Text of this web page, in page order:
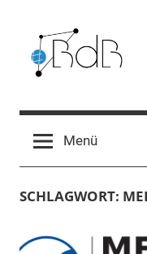
springen
digitale
Bildung
(BdB)
Menü
SCHLAGWORT: